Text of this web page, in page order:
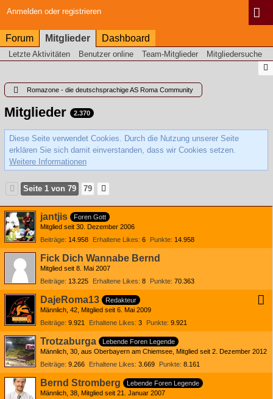
Anmelden oder registrieren
Forum Mitglieder Dashboard
Letzte Aktivitäten Benutzer online Team-Mitglieder Mitgliedersuche
Romazone - die deutschsprachige AS Roma Community
Mitglieder 2.370
Diese Seite verwendet Cookies. Durch die Nutzung unserer Seite
erklären Sie sich damit einverstanden, dass wir Cookies setzen.
Weitere Informationen
Seite 1 von 79 79
jantjis
Foren Gott
Mitglied seit 30. Dezember 2006
Beiträge 14.958 Erhaltene Likes 6 Punkte 14.958
Fick Dich Wannabe Bernd
Mitglied seit 8. Mai 2007
Beiträge 13.225 Erhaltene Likes 8 Punkte 70.363
DajeRoma13
Redakteur
Männlich 42 Mitglied seit 6. Mai 2009
Beiträge 9.921 Erhaltene Likes 3 Punkte 9.921
Trotzaburga
Lebende Foren Legende
Männlich 30 aus Oberbayern am Chiemsee Mitglied seit 2. Dezember 2012
Beiträge 9.266 Erhaltene Likes 3.669 Punkte 8.161
Bernd Stromberg
Lebende Foren Legende
Männlich 38 Mitglied seit 21. Januar 2007